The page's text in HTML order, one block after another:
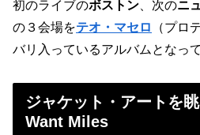
初のライブのボストン 、次のニ
の３会場をテオ・マセロ
（プロ
バリ入っているアルバムとなっ
ジャケット・アートを
Want Miles